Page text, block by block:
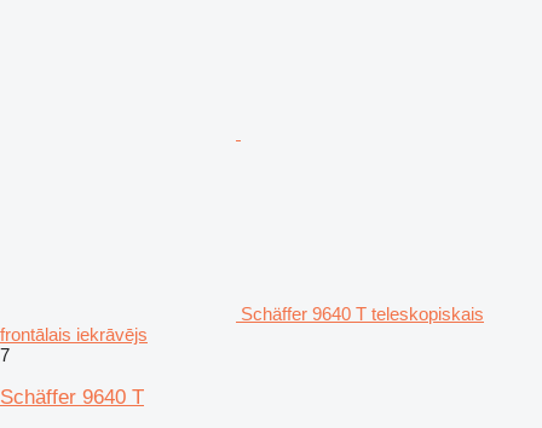
Schäffer 9640 T teleskopiskais
frontālais iekrāvējs
7
Schäffer 9640 T